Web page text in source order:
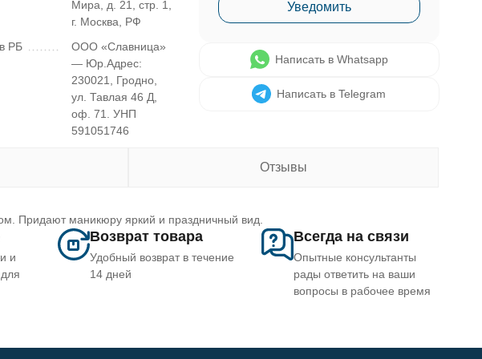
Мира, д. 21, стр. 1,
г. Москва, РФ
РБ
ООО «Славница»
— Юр.Адрес:
230021, Гродно,
ул. Тавлая 46 Д,
оф. 71. УНП
591051746
Уведомить
Написать в Whatsapp
Написать в Telegram
Отзывы
Придают маникюру яркий и праздничный вид.
и
Возврат товара
Удобный возврат в течение
14 дней
Всегда на связи
Опытные консультанты
рады ответить на ваши
вопросы в рабочее время